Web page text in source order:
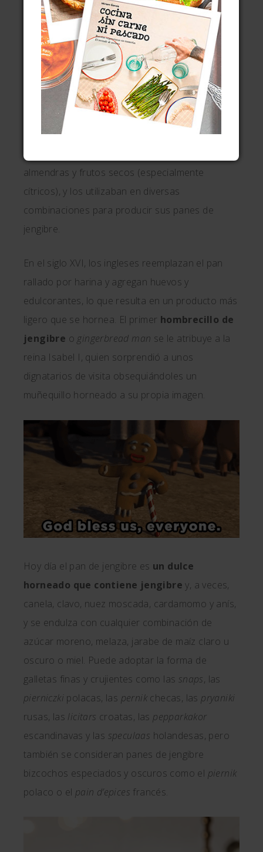
señores feudales con pan de jengibre; y en
Núremberg, Alemania, el pan de jengibre se
aceptaba como pago de los impuestos de la
ciudad. Las ciudades medievales como
Núremberg, ubicada en la confluencia de varias
rutas comerciales, tenían fácil acceso a canela,
clavo, nuez moscada, cardamomo, semillas de
anís, pimienta, cilantro, pimienta de Jamaica,
hinojo, anís estrellado, macis y azafrán, junto con
almendras y frutos secos (especialmente
cítricos), y los utilizaban en diversas
combinaciones para producir sus panes de
jengibre.
En el siglo XVI, los ingleses reemplazan el pan
rallado por harina y agregan huevos y
edulcorantes, lo que resulta en un producto más
ligero que se hornea. El primer hombrecillo de
jengibre o gingerbread man se le atribuye a la
reina Isabel I, quien sorprendió a unos
dignatarios de visita obsequiándoles un
muñequillo horneado a su propia imagen.
Hoy día el pan de jengibre es un dulce
horneado que contiene jengibre y, a veces,
canela, clavo, nuez moscada, cardamomo y anís,
y se endulza con cualquier combinación de
azúcar moreno, melaza, jarabe de maíz claro u
oscuro o miel. Puede adoptar la forma de
galletas finas y crujientes como las snaps, las
pierniczki polacas, las pernik checas, las pryaniki
rusas, las licitars croatas, las pepparkakor
escandinavas y las speculaas holandesas, pero
también se consideran panes de jengibre
bizcochos especiados y oscuros como el piernik
polaco o el pain d’epices francés.